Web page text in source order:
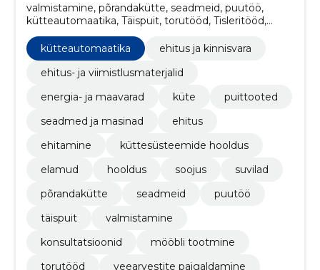
valmistamine, põrandakütte, seadmeid, puutöö,
kütteautomaatika, Täispuit, torutööd, Tisleritööd,
VEEARVESTITE PAIGALDAMINE, suvilad
kütteautomaatika
ehitus ja kinnisvara
ehitus- ja viimistlusmaterjalid
energia- ja maavarad
küte
puittooted
seadmed ja masinad
ehitus
ehitamine
küttesüsteemide hooldus
elamud
hooldus soojus
suvilad
põrandakütte
seadmeid
puutöö
täispuit
valmistamine
konsultatsioonid
mööbli tootmine
torutööd
veearvestite paigaldamine